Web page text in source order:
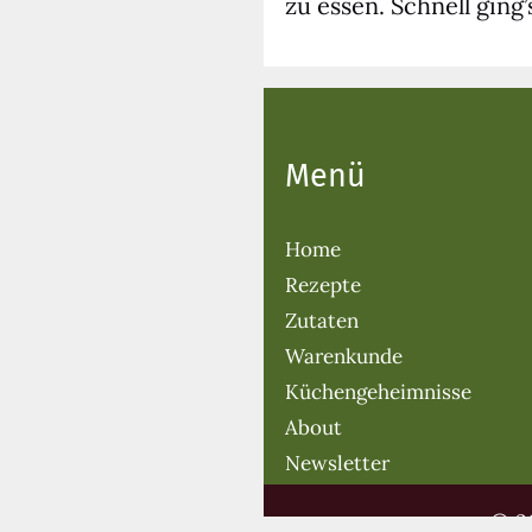
Menü
Home
Rezepte
Zutaten
Warenkunde
Küchengeheimnisse
About
Newsletter
©